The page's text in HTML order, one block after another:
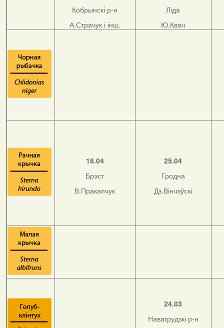
Кобрынскі р-н
А.Страчук і інш.
Ліда
Ю.Квач
18.04
Брэст
В.Пракапчук
25.04
Гродна
Дз.Вінчэўскі
24.03
Навагрудзкі р-н